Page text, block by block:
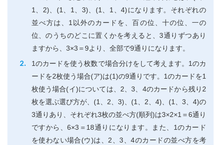
1、2)、(1、1、3)、(1、1、4)になります。それぞれの
並べ方は、1以外のカードを、百の位、十の位、一の
位、のうちのどこに置くかを考えると、3通りずつあり
ますから、3×3＝9より、全部で9通りになります。
1のカードを使う枚数で場合分けをして考えます。1のカ
ードを2枚使う場合(ア)は(1)の9通りです。1のカードを1
枚使う場合(イ)については、2、3、4のカードから残り2
枚を選ぶ選び方が、(1、2、3)、(1、2、4)、(1、3、4)の
3通りあり、それぞれ3枚の並べ方(順列)は3×2×1＝6通り
ですから、6×3＝18通りになります。また、1のカード
を使わない場合(ウ)は、2、3、4のカードの並べ方を考